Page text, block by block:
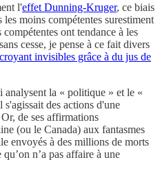
l'effet Dunning-Kruger, ce biais
moins compétentes surestiment
ont tendance à les
cesse, je pense à ce fait divers
invisibles grâce à du jus de
analysent la « politique » et le «
des actions d'une
de ses affirmations
(ou le Canada) aux fantasmes
envoyés à des millions de morts
n’a pas affaire à une